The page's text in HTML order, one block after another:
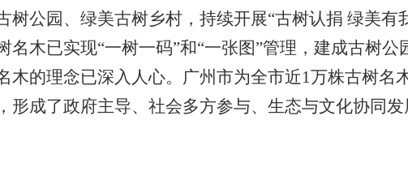
树公园、绿美古树乡村，持续开展“古树认捐 绿美有
名木已实现“一树一码”和“一张图”管理，建成古树
木的理念已深入人心。广州市为全市近1万株古树名
形成了政府主导、社会多方参与、生态与文化协同发